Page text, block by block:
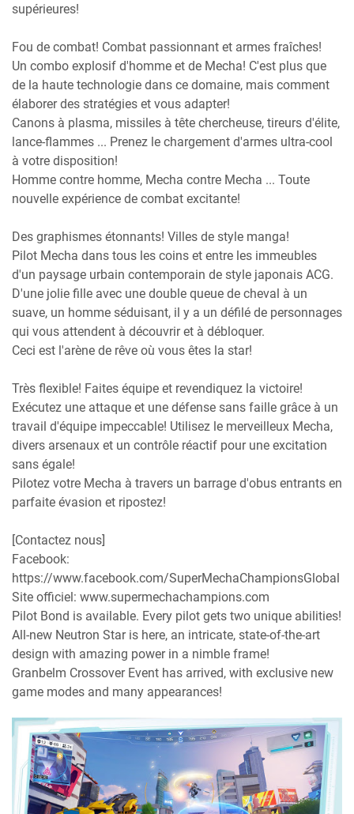
supérieures!
Fou de combat! Combat passionnant et armes fraîches!
Un combo explosif d'homme et de Mecha! C'est plus que
de la haute technologie dans ce domaine, mais comment
élaborer des stratégies et vous adapter!
Canons à plasma, missiles à tête chercheuse, tireurs d'élite,
lance-flammes ... Prenez le chargement d'armes ultra-cool
à votre disposition!
Homme contre homme, Mecha contre Mecha ... Toute
nouvelle expérience de combat excitante!
Des graphismes étonnants! Villes de style manga!
Pilot Mecha dans tous les coins et entre les immeubles
d'un paysage urbain contemporain de style japonais ACG.
D'une jolie fille avec une double queue de cheval à un
suave, un homme séduisant, il y a un défilé de personnages
qui vous attendent à découvrir et à débloquer.
Ceci est l'arène de rêve où vous êtes la star!
Très flexible! Faites équipe et revendiquez la victoire!
Exécutez une attaque et une défense sans faille grâce à un
travail d'équipe impeccable! Utilisez le merveilleux Mecha,
divers arsenaux et un contrôle réactif pour une excitation
sans égale!
Pilotez votre Mecha à travers un barrage d'obus entrants en
parfaite évasion et ripostez!
[Contactez nous]
Facebook:
https://www.facebook.com/SuperMechaChampionsGlobal
Site officiel: www.supermechachampions.com
Pilot Bond is available. Every pilot gets two unique abilities!
All-new Neutron Star is here, an intricate, state-of-the-art
design with amazing power in a nimble frame!
Granbelm Crossover Event has arrived, with exclusive new
game modes and many appearances!